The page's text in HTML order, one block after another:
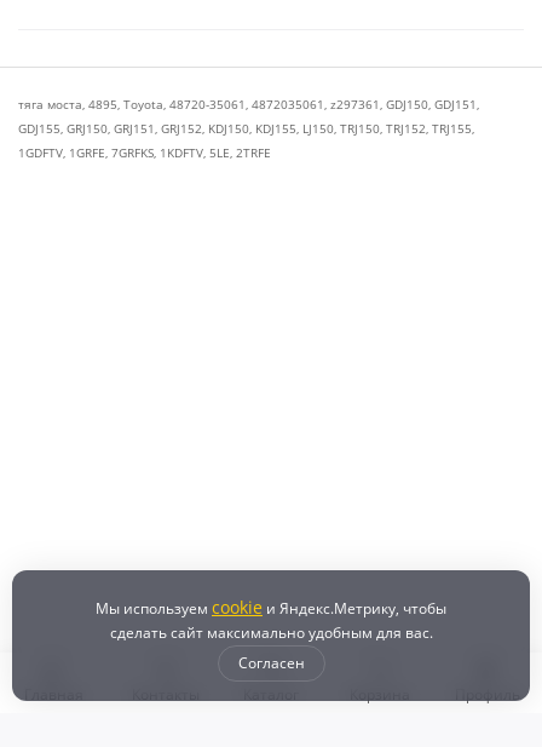
тяга моста, 4895, Toyota, 48720-35061, 4872035061, z297361, GDJ150, GDJ151,
GDJ155, GRJ150, GRJ151, GRJ152, KDJ150, KDJ155, LJ150, TRJ150, TRJ152, TRJ155,
1GDFTV, 1GRFE, 7GRFKS, 1KDFTV, 5LE, 2TRFE
Мы используем cookie и Яндекс.Метрику, чтобы
сделать сайт максимально удобным для вас.
Согласен